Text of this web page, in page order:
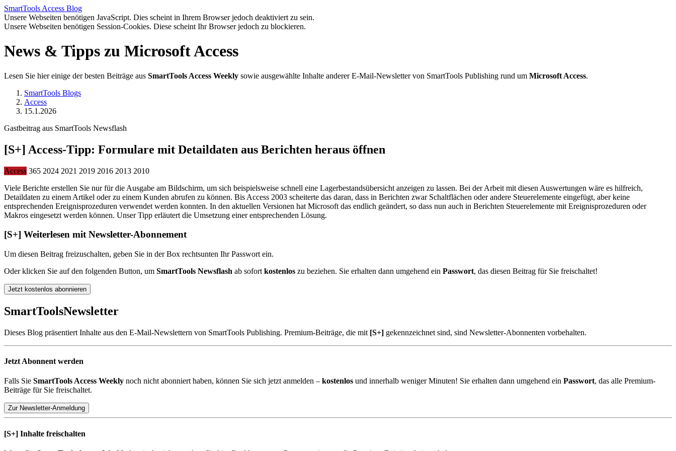
SmartTools Access Blog
Unsere Webseiten benötigen JavaScript. Dies scheint in Ihrem Browser jedoch deaktiviert zu sein.
Unsere Webseiten benötigen Session-Cookies. Diese scheint Ihr Browser jedoch zu blockieren.
News & Tipps zu Microsoft Access
Lesen Sie hier einige der besten Beiträge aus SmartTools Access Weekly sowie ausgewählte Inhalte anderer E-Mail-Newsletter von SmartTools Publishing rund um Microsoft Access.
SmartTools Blogs
Access
15.1.2026
Gastbeitrag aus SmartTools Newsflash
[S+] Access-Tipp: Formulare mit Detaildaten aus Berichten heraus öffnen
Access 365 2024 2021 2019 2016 2013 2010
Viele Berichte erstellen Sie nur für die Ausgabe am Bildschirm, um sich beispielsweise schnell eine Lagerbestandsübersicht anzeigen zu lassen. Bei der Arbeit mit diesen Auswertungen wäre es hilfreich,
Detaildaten zu einem Artikel oder zu einem Kunden abrufen zu können. Bis Access 2003 scheiterte das daran, dass in Berichten zwar Schaltflächen oder andere Steuerelemente eingefügt, aber keine
entsprechenden Ereignisprozeduren verwendet werden konnten. In den aktuellen Versionen hat Microsoft das endlich geändert, so dass nun auch in Berichten Steuerelemente mit Ereignisprozeduren oder
Makros eingesetzt werden können. Unser Tipp erläutert die Umsetzung einer entsprechenden Lösung.
[S+] Weiterlesen mit Newsletter-Abonnement
Um diesen Beitrag freizuschalten, geben Sie in der Box rechtsunten Ihr Passwort ein.
Oder klicken Sie auf den folgenden Button, um SmartTools Newsflash ab sofort kostenlos zu beziehen. Sie erhalten dann umgehend ein Passwort, das diesen Beitrag für Sie freischaltet!
Jetzt kostenlos abonnieren
SmartToolsNewsletter
Dieses Blog präsentiert Inhalte aus den E-Mail-Newslettern von SmartTools Publishing. Premium-Beiträge, die mit [S+] gekennzeichnet sind, sind Newsletter-Abonnenten vorbehalten.
Jetzt Abonnent werden
Falls Sie SmartTools Access Weekly noch nicht abonniert haben, können Sie sich jetzt anmelden – kostenlos und innerhalb weniger Minuten! Sie erhalten dann umgehend ein Passwort, das alle Premium-
Beiträge für Sie freischaltet.
Zur Newsletter-Anmeldung
[S+] Inhalte freischalten